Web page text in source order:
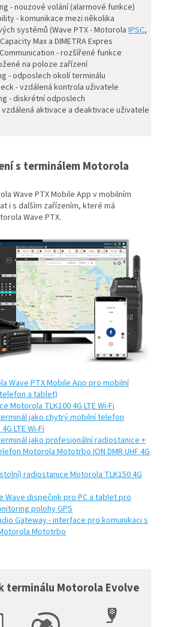
- nouzové volání (alarmové funkce)
- komunikace mezi několika
systémů (Wave PTX - Motorola IPSC,
Max a DIMETRA Expres
- rozšířené funkce
na poloze zařízení
- odposlech okolí terminálu
- vzdálená kontrola uživatele
- diskrétní odposlech
vzdálená aktivace a deaktivace uživatele
s terminálem Motorola
Wave PTX Mobile App v mobilním
i s dalším zařízením, které má
Wave PTX.
Wave PTX Mobile App pro mobilní
a tablet)
Motorola TLK100 4G LTE Wi-Fi
jako chytrý mobilní telefon
LTE Wi-Fi
jako profesionální radiostanice +
Motorola Mototrbo ION DMR UHF 4G
radiostanice Motorola TLK150 4G
Wave dispečink pro PC a tablet pro
polohy GPS
Gateway - interface pro komunikaci s
Mototrbo
terminálu Motorola Evolve